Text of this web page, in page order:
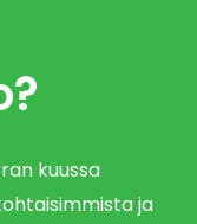
kuussa
ja